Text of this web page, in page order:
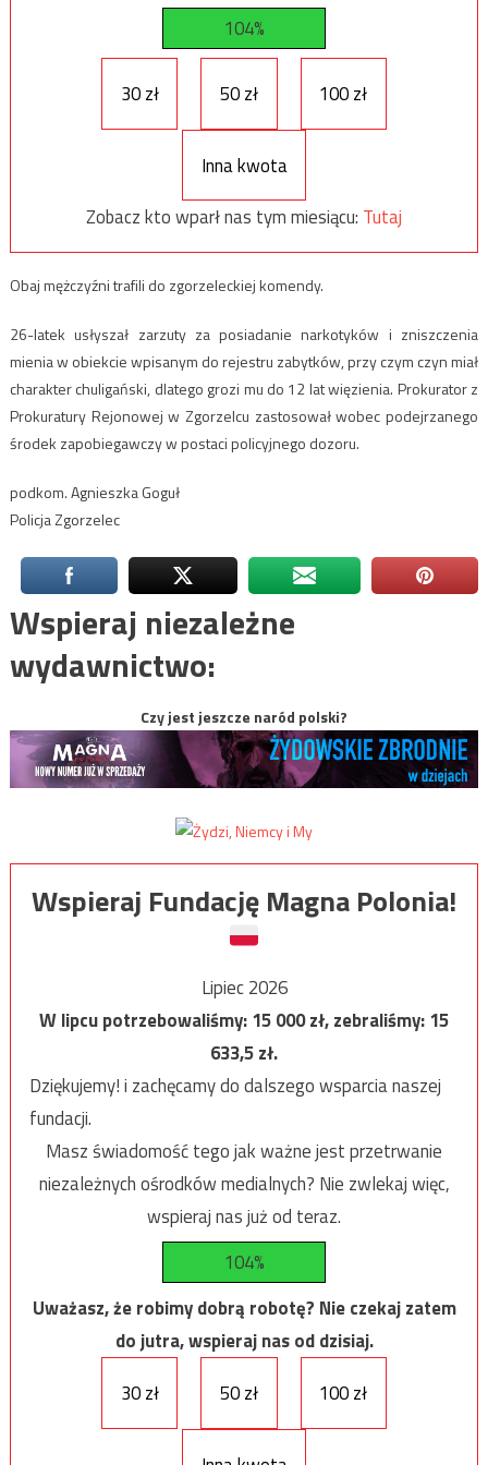
104%
30 zł 50 zł 100 zł
Inna kwota
Zobacz kto wparł nas tym miesiącu: Tutaj
Obaj mężczyźni trafili do zgorzeleckiej komendy.
26-latek usłyszał zarzuty za posiadanie narkotyków i zniszczenia
mienia w obiekcie wpisanym do rejestru zabytków, przy czym czyn miał
charakter chuligański, dlatego grozi mu do 12 lat więzienia. Prokurator z
Prokuratury Rejonowej w Zgorzelcu zastosował wobec podejrzanego
środek zapobiegawczy w postaci policyjnego dozoru.
podkom. Agnieszka Goguł
Policja Zgorzelec
Wspieraj niezależne
wydawnictwo:
Czy jest jeszcze naród polski?
Wspieraj Fundację Magna Polonia!
Lipiec 2026
W lipcu potrzebowaliśmy:15 000zł, zebraliśmy:15
633,5zł.
Dziękujemy! i zachęcamy do dalszego wsparcia naszej
fundacji.
Masz świadomość tego jak ważne jest przetrwanie
niezależnych ośrodków medialnych? Nie zwlekaj więc,
wspieraj nas już od teraz.
104%
Uważasz, że robimy dobrą robotę? Nie czekaj zatem
do jutra, wspieraj nas od dzisiaj.
30 zł
50 zł 100 zł